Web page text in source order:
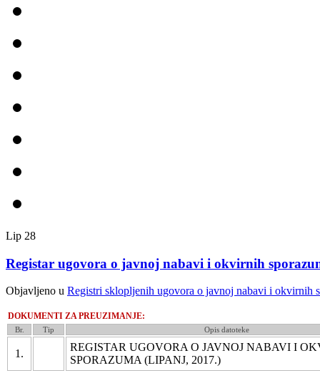
Lip 28
Registar ugovora o javnoj nabavi i okvirnih
Objavljeno u Registri sklopljenih ugovora o javnoj nabavi i okvirnih
DOKUMENTI ZA PREUZIMANJE:
Br. Tip Opis datoteke
1.
REGISTAR UGOVORA O JAVNOJ NABAVI I
SPORAZUMA (LIPANJ, 2017.)